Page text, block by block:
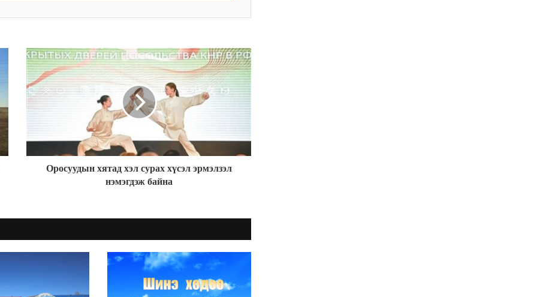
Оросуудын хятад хэл сурах хүсэл эрмэлзэл
нэмэгдэж байна